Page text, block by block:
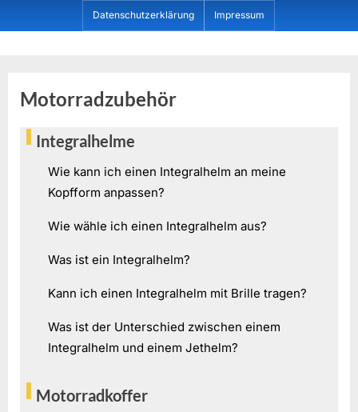
to
Datenschutzerklärung Impressum
Motorradzubehör
Integralhelme
Wie kann ich einen Integralhelm an meine
Kopfform anpassen?
Wie wähle ich einen Integralhelm aus?
Was ist ein Integralhelm?
Kann ich einen Integralhelm mit Brille tragen?
Was ist der Unterschied zwischen einem
Integralhelm und einem Jethelm?
Motorradkoffer